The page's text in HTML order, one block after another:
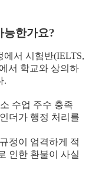
능한가요?
서 시험반(IELTS,
서 학교와 상의하
.
수업 주수 충족
더가 행정 처리를
정이 엄격하게 적
인한 환불이 사실